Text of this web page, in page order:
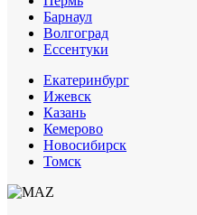
Барнаул
Волгоград
Еcсентуки
Екатеринбург
Ижевск
Казань
Кемерово
Новосибирск
Томск